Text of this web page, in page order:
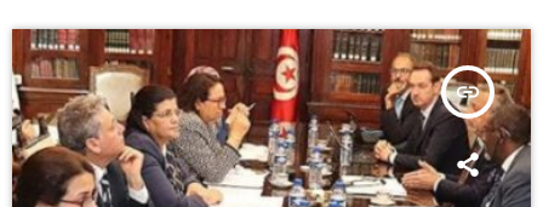
insert_link